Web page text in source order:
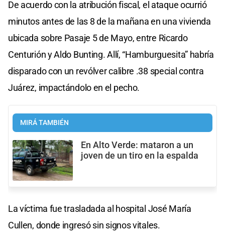
De acuerdo con la atribución fiscal, el ataque ocurrió
minutos antes de las 8 de la mañana en una vivienda
ubicada sobre Pasaje 5 de Mayo, entre Ricardo
Centurión y Aldo Bunting. Allí, “Hamburguesita” habría
disparado con un revólver calibre .38 special contra
Juárez, impactándolo en el pecho.
MIRÁ TAMBIÉN
En Alto Verde: mataron a un
joven de un tiro en la espalda
La víctima fue trasladada al hospital José María
Cullen, donde ingresó sin signos vitales.